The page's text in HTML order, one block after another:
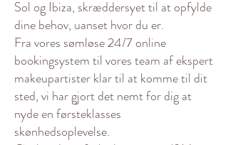
Sol og Ibiza, skræddersyet til at opfylde
dine behov, uanset hvor du er.
Fra vores sømløse 24/7 online
bookingsystem til vores team af ekspert
makeupartister klar til at komme til dit
sted, vi har gjort det nemt for dig at
nyde en førsteklasses
skønhedsoplevelse.